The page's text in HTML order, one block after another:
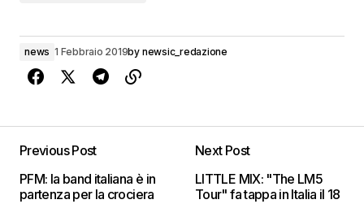
news 1 Febbraio 2019by newsic_redazione
Previous Post
PFM: la band italiana è in
partenza per la crociera
Next Post
LITTLE MIX: "The LM5
Tour" fa tappa in Italia il 18